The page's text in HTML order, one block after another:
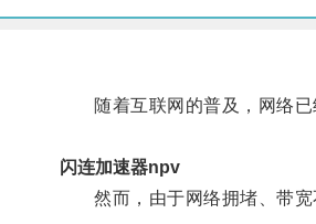
随着互联网的普及，网络已
闪连加速器npv
然而，由于网络拥堵、带宽